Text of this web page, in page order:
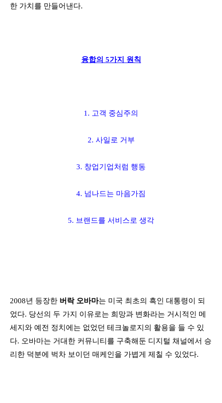
한 가치를 만들어낸다.
융합의 5가지 원칙
1. 고객 중심주의
2. 사일로 거부
3. 창업기업처럼 행동
4. 넘나드는 마음가짐
5. 브랜드를 서비스로 생각
2008년 등장한 버락 오바마는 미국 최초의 흑인 대통령이 되
었다. 당선의 두 가지 이유로는 희망과 변화라는 거시적인 메
세지와 예전 정치에는 없었던 테크놀로지의 활용을 들 수 있
다. 오바마는 거대한 커뮤니티를 구축해둔 디지털 채널에서 승
리한 덕분에 벅차 보이던 매케인을 가볍게 제칠 수 있었다.